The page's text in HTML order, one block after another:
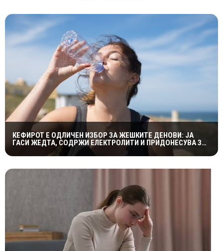
КЕФИРОТ Е ОДЛИЧЕН ИЗБОР ЗА ЖЕШКИТЕ ДЕНОВИ: ЈА
ГАСИ ЖЕДТА, СОДРЖИ ЕЛЕКТРОЛИТИ И ПРИДОНЕСУВА ЗА
ЗДРАВА ДИГЕСТИЈА